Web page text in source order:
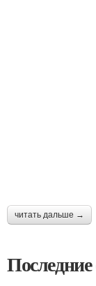
читать дальше →
Последние